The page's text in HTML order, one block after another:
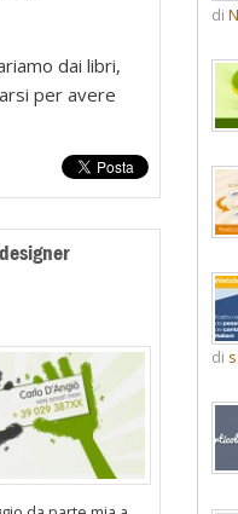
dai libri,
per avere
di
di